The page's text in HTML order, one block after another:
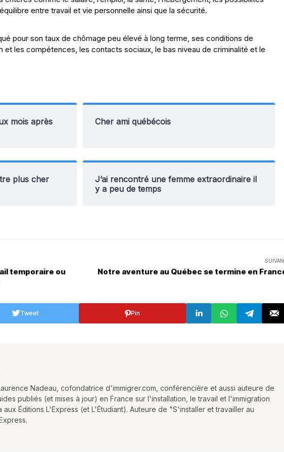
entre travail et vie personnelle ainsi que la sécurité.
pour son taux de chômage peu élevé à long terme, ses conditions de
et les compétences, les contacts sociaux, le bas niveau de criminalité et le
mois après
Cher ami québécois
plus cher
J’ai rencontré une femme extraordinaire il
y a peu de temps
temporaire ou
Notre aventure au Québec se termine en
Tweet Pin
Nadeau, cofondatrice d'immigrer.com, conférencière et aussi auteure de
publiés (et mises à jour) en France sur l'installation, le travail et l'immigration
aux Éditions L'Express (et L'Étudiant). Auteure de "S'installer et travailler au